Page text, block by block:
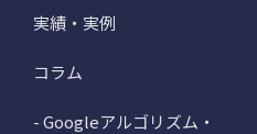
実績・実例
コラム
- Googleアルゴリズム・